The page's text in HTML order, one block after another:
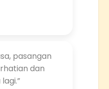
pasangan
dan